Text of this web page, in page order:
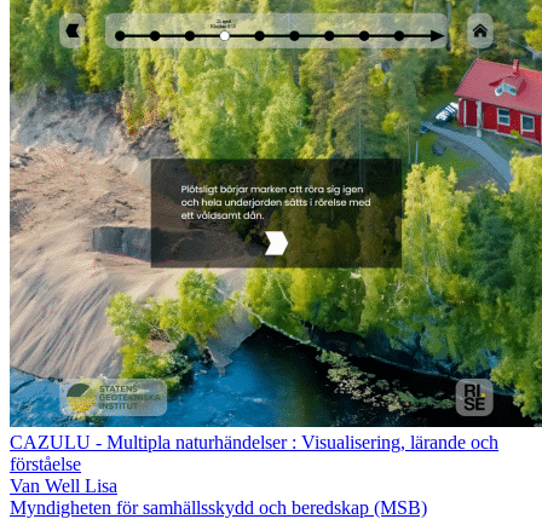
CAZULU - Multipla naturhändelser : Visualisering, lärande och
förståelse
Van Well Lisa
Myndigheten för samhällsskydd och beredskap (MSB)